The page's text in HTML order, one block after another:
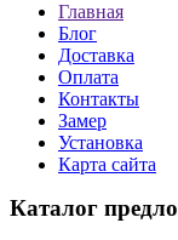
Главная
Блог
Доставка
Оплата
Контакты
Замер
Установка
Карта сайта
Каталог